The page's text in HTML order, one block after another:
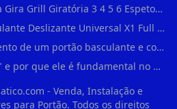
Motor Para Churrasqueira Gira Grill Giratória 3 4 5 6 Espetos Gme Maxtorque Bivo em Cidade Dutra
Central Placa Motor Basculante Deslizante Universal X1 Full Range 433mhz em Vila Prudente
O que causa o empenamento de um portão basculante e como evitar em Campo Belo?
O que é o "Modo Reversa" e por que ele é fundamental no dia a dia em Itapevi?
- Venda, Instalação e
para Portão. Todos os direitos